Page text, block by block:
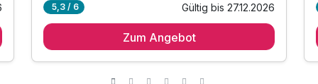
1 x Gourmet-Frühstück vom Buffet
5,3 / 6 Gültig bis 27.12.2026
Zum Angebot